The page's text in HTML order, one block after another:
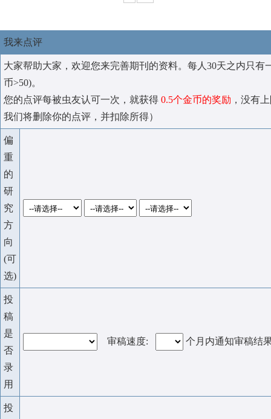
我来点评
大家帮助大家，欢迎您来完善期刊的资料。每人30天之内只有
币>50)。
您的点评每被虫友认可一次，就获得 0.5个金币的奖励 ，没有
我们将删除你的点评，并扣除所得）
偏
重
的
研
究
方
向
(可
选)
投
稿
是
否
录
用
审稿速度: 个月内通知审稿结
投